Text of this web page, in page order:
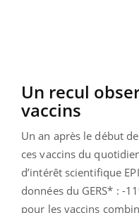
Un recul
vaccins
Un an après le début
ces vaccins du
d’intérêt scientifique
données du GERS* : -
pour les vaccins